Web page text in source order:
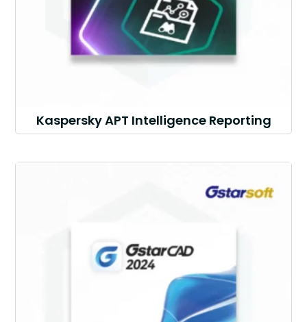
Kaspersky APT Intelligence Reporting